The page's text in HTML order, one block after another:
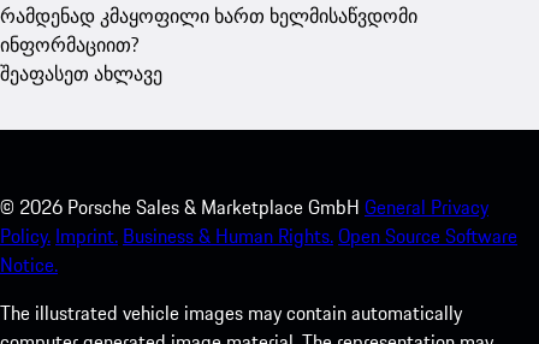
რამდენად კმაყოფილი ხართ ხელმისაწვდომი
ინფორმაციით?
შეაფასეთ ახლავე
© 2026 Porsche Sales & Marketplace GmbH General Privacy
Policy. Imprint. Business & Human Rights.Open Source Software
Notice.
The illustrated vehicle images may contain automatically